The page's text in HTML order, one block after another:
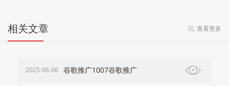
相关文章 查看更多
2025-06-06 谷歌推广1007谷歌推广